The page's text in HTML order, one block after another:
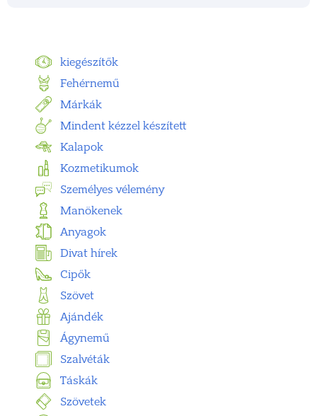
kiegészítők
Fehérnemű
Márkák
Mindent kézzel készített
Kalapok
Kozmetikumok
Személyes vélemény
Manökenek
Anyagok
Divat hírek
Cipők
Szövet
Ajándék
Ágynemű
Szalvéták
Táskák
Szövetek